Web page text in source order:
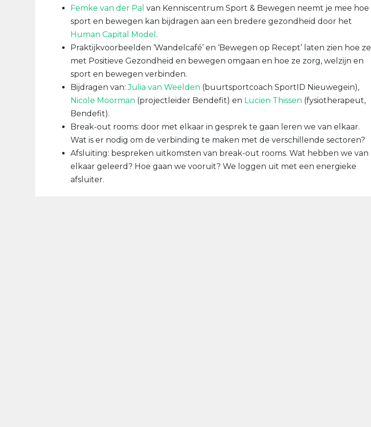
Femke van der Pal van Kenniscentrum Sport & Bewegen neemt je mee hoe
sport en bewegen kan bijdragen aan een bredere gezondheid door het
Human Capital Model .
Praktijkvoorbeelden ‘Wandelcafé’ en ‘Bewegen op Recept’ laten zien hoe ze
met Positieve Gezondheid en bewegen omgaan en hoe ze zorg, welzijn en
sport en bewegen verbinden.
Bijdragen van:Julia van Weelden (buurtsportcoach SportID Nieuwegein),
Nicole Moorman (projectleider Bendefit) en Lucien Thissen (fysiotherapeut,
Bendefit).
Break-out rooms: door met elkaar in gesprek te gaan leren we van elkaar.
Wat is er nodig om de verbinding te maken met de verschillende sectoren?
Afsluiting: bespreken uitkomsten van break-out rooms. Wat hebben we van
elkaar geleerd? Hoe gaan we vooruit? We loggen uit met een energieke
afsluiter.